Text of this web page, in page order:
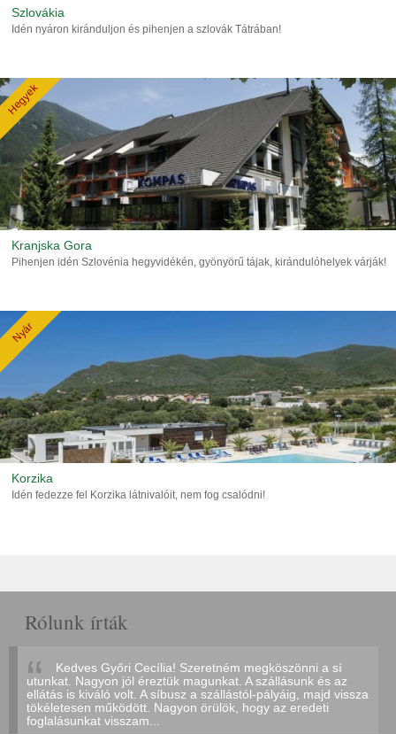
Szlovákia
Idén nyáron kiránduljon és pihenjen a szlovák Tátrában!
Hegyek
Kranjska Gora
Pihenjen idén Szlovénia hegyvidékén, gyönyörű tájak, kirándulóhelyek várják!
Nyár
Korzika
Idén fedezze fel Korzika látnivalóit, nem fog csalódni!
Rólunk írták
Kedves Győri Cecília! Szeretném megköszönni a sí
utunkat. Nagyon jól éreztük magunkat. A szállásunk és az
ellátás is kiváló volt. A síbusz a szállástól-pályáig, majd vissza
tökéletesen működött. Nagyon örülök, hogy az eredeti
foglalásunkat visszam...